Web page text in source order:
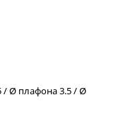
/ Ø плафона 3.5 / Ø